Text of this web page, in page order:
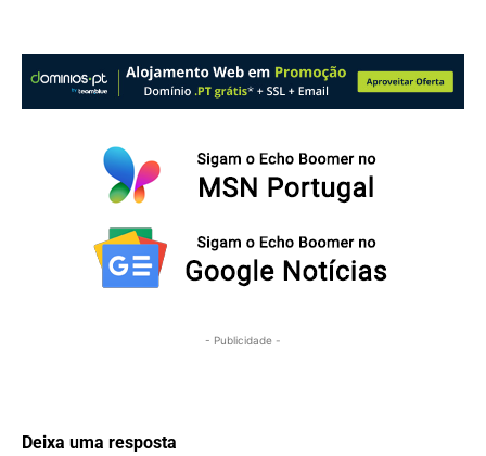
- Publicidade -
Deixa uma resposta